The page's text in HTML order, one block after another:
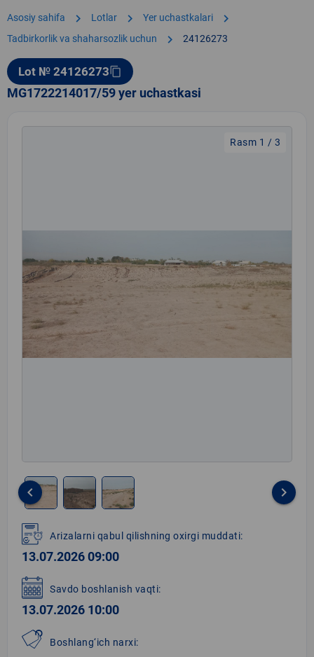
Asosiy sahifa chevron_right Lotlar chevron_right Yer uchastkalari chevron_right
Tadbirkorlik va shaharsozlik uchun chevron_right 24126273
Lot № 24126273content_copy
MG1722214017/59 yer uchastkasi
Rasm 1 / 3
1
of
3
keyboard_arrow_left keyboard_arrow_right
Arizalarni qabul qilishning oxirgi muddati:
13.07.2026 09:00
Savdo boshlanish vaqti:
13.07.2026 10:00
Boshlang‘ich narxi: